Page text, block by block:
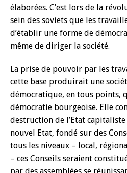
élaborées. C’est lors de la
sein des soviets que les
d’établir une forme de
même de diriger la société.
La prise de pouvoir par les
cette base produirait une
démocratique, en tous points,
démocratie bourgeoise. Elle
destruction de l’Etat capitaliste
nouvel Etat, fondé sur des
tous les niveaux – local,
– ces Conseils seraient